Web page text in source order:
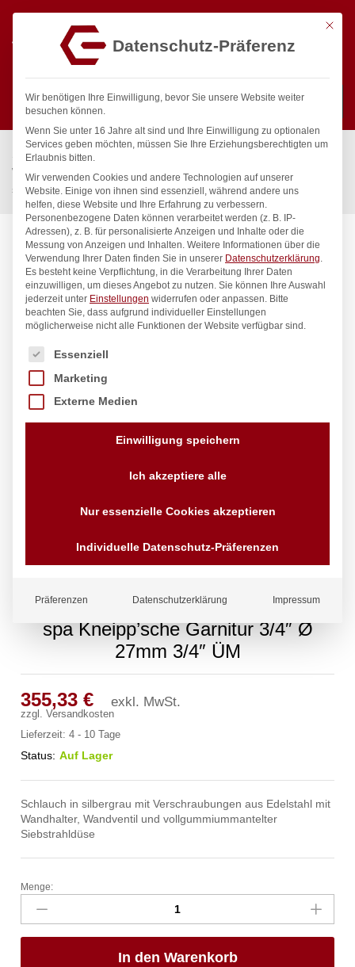
Suchen
Start / Gastronomiebedarf & Gastro Geräte für Profis
Wassertechnik
Wellnes
spa Kneipp’sche Garnitur 3/4″ Ø 27mm 3/4″ ÜM
spa Kneipp’sche Garnitur 3/4″ Ø
27mm 3/4″ ÜM
355,33€ exkl. MwSt.
zzgl.Versandkosten
Lieferzeit:4 - 10 Tage
Status: Auf Lager
Schlauch in silbergrau mit Verschraubungen aus Edelstahl mit
Wandhalter, Wandventil und vollgummiummantelter
Siebstrahldüse
spa
Kneipp'sche
Garnitur
3/4"
Menge:
In den Warenkorb
Mit
Datenschutz-Präferenz
Wir benötigen Ihre Einwilligung, bevor Sie unsere Website weiter
besuchen können.
Wenn Sie unter 16 Jahre alt sind und Ihre Einwilligung zu optionalen
Services geben möchten, müssen Sie Ihre Erziehungsberechtigten um
Erlaubnis bitten.
Wir verwenden Cookies und andere Technologien auf unserer
Website. Einige von ihnen sind essenziell, während andere uns
helfen, diese Website und Ihre Erfahrung zu verbessern.
Personenbezogene Daten können verarbeitet werden (z. B. IP-
Adressen), z. B. für personalisierte Anzeigen und Inhalte oder die
Messung von Anzeigen und Inhalten. Weitere Informationen über die
Verwendung Ihrer Daten finden Sie in unserer Datenschutzerklärung.
Es besteht keine Verpflichtung, in die Verarbeitung Ihrer Daten
einzuwilligen, um dieses Angebot zu nutzen. Sie können Ihre Auswahl
jederzeit unter Einstellungen widerrufen oder anpassen. Bitte
beachten Sie, dass aufgrund individueller Einstellungen
möglicherweise nicht alle Funktionen der Website verfügbar sind.
Es folgt eine Liste der Service-Gruppen, für die eine
Essenziell
Marketing
Externe Medien
Einwilligung speichern
Ich akzeptiere alle
Nur essenzielle Cookies akzeptieren
Individuelle Datenschutz-Präferenzen
Präferenzen Datenschutzerklärung Impressum